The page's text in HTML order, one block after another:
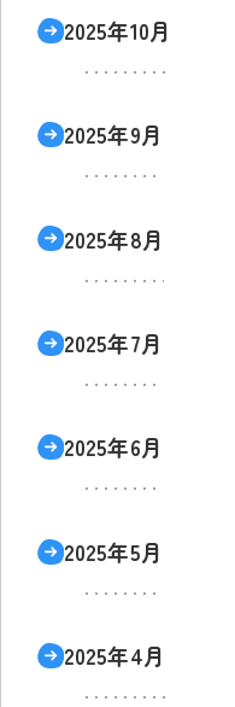
2025年10月
2025年9月
2025年8月
2025年7月
2025年6月
2025年5月
2025年4月